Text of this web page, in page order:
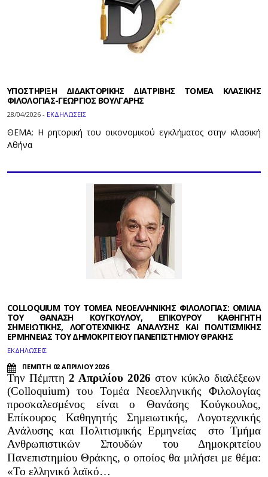
ΥΠΟΣΤΗΡΙΞΗ ΔΙΔΑΚΤΟΡΙΚΗΣ ΔΙΑΤΡΙΒΗΣ ΤΟΜΕΑ ΚΛΑΣΙΚΗΣ
ΦΙΛΟΛΟΓΙΑΣ-ΓΕΩΡΓΙΟΣ ΒΟΥΛΓΑΡΗΣ
28/04/2026 - ΕΚΔΗΛΩΣΕΙΣ
ΘΕΜΑ: Η ρητορική του οικονομικού εγκλήματος στην κλασική
Αθήνα
COLLOQUIUM ΤΟΥ ΤΟΜΕΑ ΝΕΟΕΛΛΗΝΙΚΗΣ ΦΙΛΟΛΟΓΙΑΣ: ΟΜΙΛΙΑ
ΤΟΥ ΘΑΝΑΣΗ ΚΟΥΓΚΟΥΛΟΥ, ΕΠΙΚΟΥΡΟΥ ΚΑΘΗΓΗΤΗ
ΣΗΜΕΙΩΤΙΚΗΣ, ΛΟΓΟΤΕΧΝΙΚΗΣ ΑΝΑΛΥΣΗΣ ΚΑΙ ΠΟΛΙΤΙΣΜΙΚΗΣ
ΕΡΜΗΝΕΙΑΣ ΤΟΥ ΔΗΜΟΚΡΙΤΕΙΟΥ ΠΑΝΕΠΙΣΤΗΜΙΟΥ ΘΡΑΚΗΣ
ΕΚΔΗΛΩΣΕΙΣ
ΠΕΜΠΤΗ 02 ΑΠΡΙΛΙΟΥ 2026
Την Πέμπτη2 Απριλίου 2026 στον κύκλο διαλέξεων
(Colloquium) του Τομέα Νεοελληνικής Φιλολογίας
προσκαλεσμένος είναι ο Θανάσης Κούγκουλος,
Επίκουρος Καθηγητής Σημειωτικής, Λογοτεχνικής
Ανάλυσης και Πολιτισμικής Ερμηνείας στο Τμήμα
Ανθρωπιστικών Σπουδών του
Δημοκριτείου
Πανεπιστημίου Θράκης, ο οποίος θα μιλήσει με θέμα:
«Το ελληνικό λαϊκό…